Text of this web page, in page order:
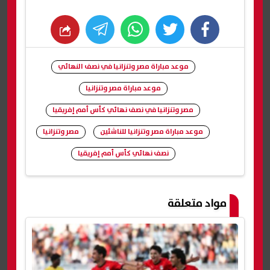
facebook
twitter
whats
موعد مباراة مصر وتنزانيا في نصف النهائي
موعد مباراة مصر وتنزانيا
مصر وتنزانيا في نصف نهائي كأس أمم إفريقيا
موعد مباراة مصر وتنزانيا للناشئين
مصر وتنزانيا
نصف نهائي كأس أمم إفريقيا
مواد متعلقة